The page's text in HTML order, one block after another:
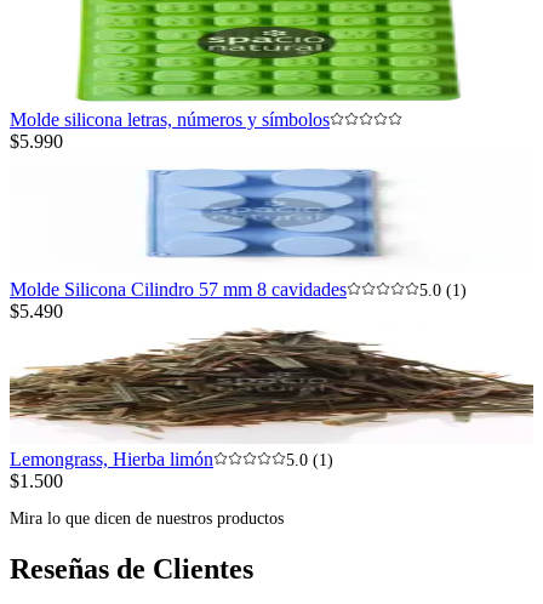
Molde silicona letras, números y símbolos
$5.990
Molde Silicona Cilindro 57 mm 8 cavidades 5.0 (1)
$5.490
Lemongrass, Hierba limón 5.0 (1)
$1.500
Mira lo que dicen de nuestros productos
Reseñas de Clientes